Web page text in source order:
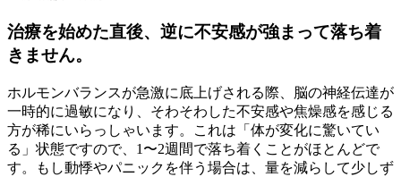
治療を始めた直後、逆に不安感が強まって落ち着
きません。
ホルモンバランスが急激に底上げされる際、脳の神経伝達が
一時的に過敏になり、そわそわした不安感や焦燥感を感じる
方が稀にいらっしゃいます。これは「体が変化に驚いてい
る」状態ですので、1〜2週間で落ち着くことがほとんどで
す。もし動悸やパニックを伴う場合は、量を減らして少しず